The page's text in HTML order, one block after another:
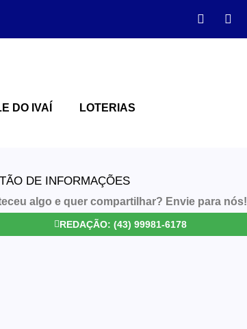
DO IVAÍ LOTERIAS
DE INFORMAÇÕES
algo e quer compartilhar? Envie para nós!
REDAÇÃO: (43) 99981-6178